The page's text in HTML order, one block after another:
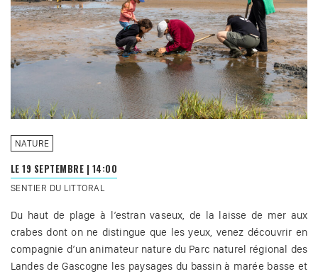
NATURE
LE 19 SEPTEMBRE | 14:00
SENTIER DU LITTORAL
Du haut de plage à l’estran vaseux, de la laisse de mer aux
crabes dont on ne distingue que les yeux, venez découvrir en
compagnie d’un animateur nature du Parc naturel régional des
Landes de Gascogne les paysages du bassin à marée basse et